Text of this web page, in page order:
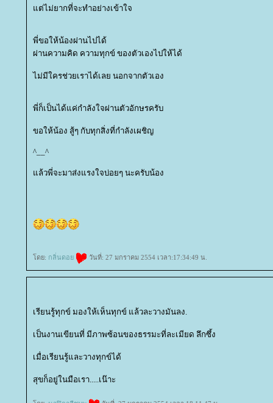
ต่ไม่ยากที่จะทำอย่างเข้าใจ
พี่ขอให้น้องผ่านไปได้
ผ่านความคิด ความทุกข์ ของตัวเองไปให้ได้
ไม่มีใครช่วยเราได้เลย นอกจากตัวเอง
พี่ก็เป็นได้แค่กำลังใจผ่านตัวอักษรครับ
ขอให้น้อง สู้ๆ กับทุกสิ่งที่กำลังเผชิญ
^__^
ล้วพี่จะมาส่งแรงใจบ่อยๆ นะครับน้อง
ดย: กลิ่นดอ วันที่: 27 มกราคม 2554 เวลา:17:34:49 น.
เรียนรู้ทุกข์ มองให้เห็นทุกข์ แล้วละวางมันลง.
เป็นงานเขียนที่ มีภาพซ้อนของธรรมะที่ละเมียด ลึกซึ้ง
เมื่อเรียนรู้และวางทุกข์ได้
สุขก็อยู่ในมือเรา.....เน๊าะ